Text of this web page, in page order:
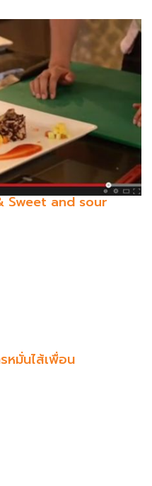
Sweet and sour
หมั่นไส้เพื่อน